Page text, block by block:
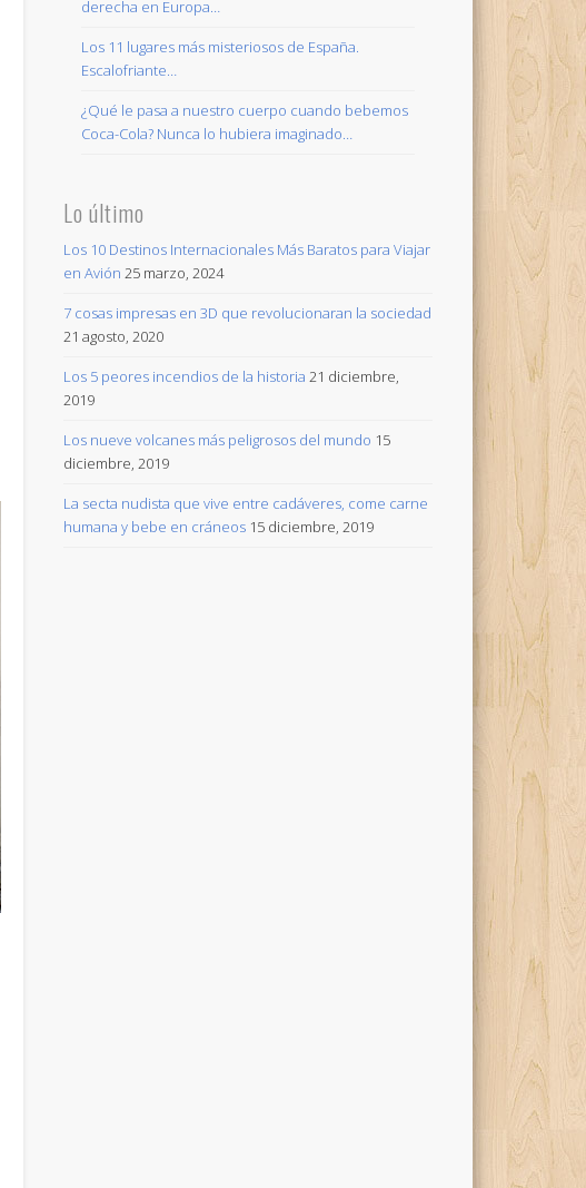
derecha en Europa…
Los 11 lugares más misteriosos de España.
Escalofriante…
¿Qué le pasa a nuestro cuerpo cuando bebemos
Coca-Cola? Nunca lo hubiera imaginado…
Lo último
Los 10 Destinos Internacionales Más Baratos para Viajar
en Avión 25 marzo, 2024
7 cosas impresas en 3D que revolucionaran la sociedad
21 agosto, 2020
Los 5 peores incendios de la historia 21 diciembre,
2019
Los nueve volcanes más peligrosos del mundo 15
diciembre, 2019
La secta nudista que vive entre cadáveres, come carne
humana y bebe en cráneos 15 diciembre, 2019